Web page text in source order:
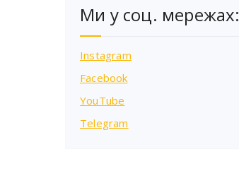
Ми у соц. мережах:
Instagram
Facebook
YouTube
Telegram